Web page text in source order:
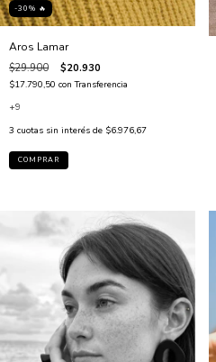
-30% 🔥
Aros Lamar
$29.900 $20.930
$17.790,50 con Transferencia
+9
3 cuotas sin interés de $6.976,67
COMPRAR